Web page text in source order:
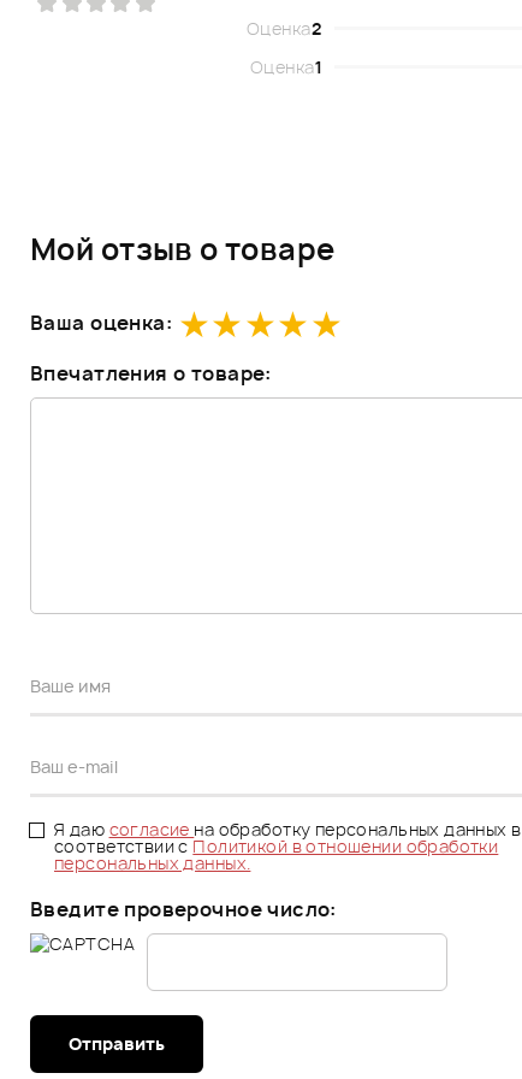
Оценка2
Оценка1
Мой отзыв о товаре
Ваша оценка:
Впечатления о товаре:
Я даю согласие на обработку персональных данных в
соответствии сПолитикой в отношении обработки
персональных данных.
Введите проверочное число:
Отправить